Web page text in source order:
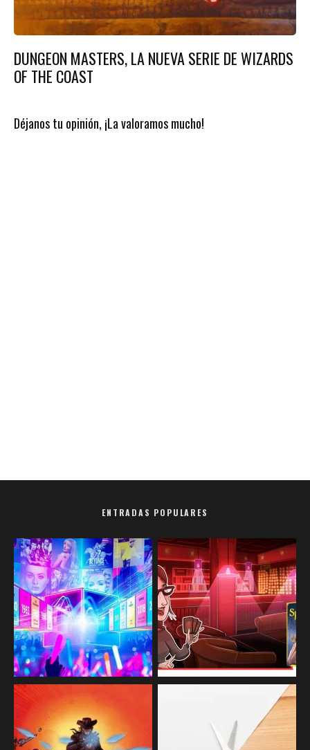
DUNGEON MASTERS, LA NUEVA SERIE DE WIZARDS
OF THE COAST
Déjanos tu opinión, ¡La valoramos mucho!
ENTRADAS POPULARES